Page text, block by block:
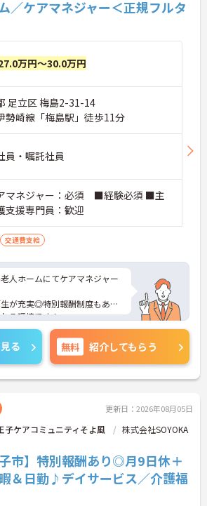
／ケアマネジャー＜正規フルタ
万円～30.0万円
足立区 梅島2-31-14
勢崎線「梅島駅」徒歩11分
員・嘱託社員
マネジャー：必須 ■経験必須 ■主
支援専門員：歓迎
交通費支給
人ホームにてケアマネジャー
が充実◎特別報酬制度もあ
る環境です！
間17日とプライベートとの両
面接対策ポイントなどさらに
ので、お気軽にご相談くださ
る 無料 紹介してもらう
更新日：2026年08月05日
子ケアコミュニティそよ風
株式会社SOYOKA
子市】特別報酬あり◎月9日休＋
＆日勤♪デイサービス／介護福